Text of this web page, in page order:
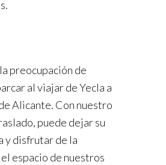
preocupación de
al viajar de Yecla a
Alicante. Con nuestro
puede dejar su
y disfrutar de la
espacio de nuestros